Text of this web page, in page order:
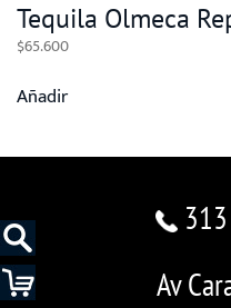
Tequila Olmeca
$65.600
Añadir
Av